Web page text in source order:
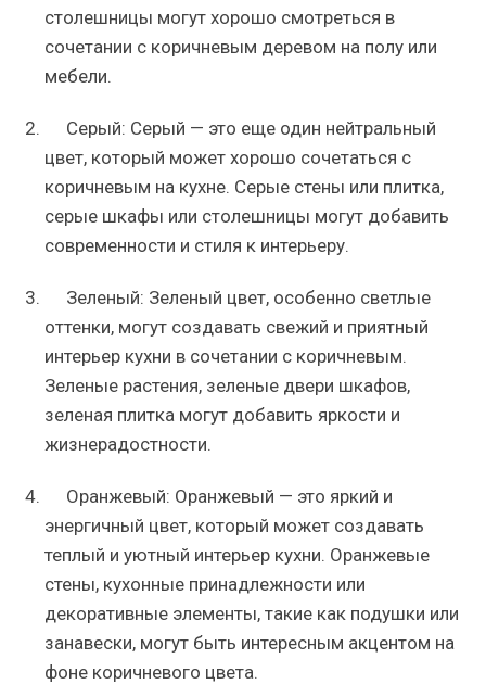
столешницы могут хорошо смотреться в
сочетании с коричневым деревом на полу или
мебели.
Серый: Серый — это еще один нейтральный
цвет, который может хорошо сочетаться с
коричневым на кухне. Серые стены или плитка,
серые шкафы или столешницы могут добавить
современности и стиля к интерьеру.
Зеленый: Зеленый цвет, особенно светлые
оттенки, могут создавать свежий и приятный
интерьер кухни в сочетании с коричневым.
Зеленые растения, зеленые двери шкафов,
зеленая плитка могут добавить яркости и
жизнерадостности.
Оранжевый: Оранжевый — это яркий и
энергичный цвет, который может создавать
теплый и уютный интерьер кухни. Оранжевые
стены, кухонные принадлежности или
декоративные элементы, такие как подушки или
занавески, могут быть интересным акцентом на
фоне коричневого цвета.